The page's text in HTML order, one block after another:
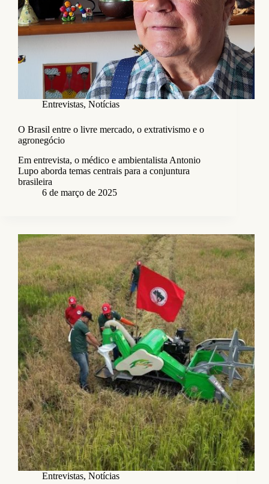
Entrevistas, Notícias
O Brasil entre o livre mercado, o extrativismo e o
agronegócio
Em entrevista, o médico e ambientalista Antonio
Lupo aborda temas centrais para a conjuntura
brasileira
6 de março de 2025
Entrevistas, Notícias